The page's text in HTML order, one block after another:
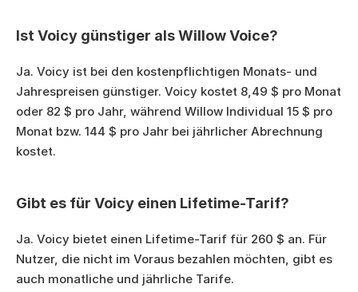
Ist Voicy günstiger als Willow Voice?
Ja. Voicy ist bei den kostenpflichtigen Monats- und
Jahrespreisen günstiger. Voicy kostet 8,49 $ pro Monat
oder 82 $ pro Jahr, während Willow Individual 15 $ pro
Monat bzw. 144 $ pro Jahr bei jährlicher Abrechnung
kostet.
Gibt es für Voicy einen Lifetime-Tarif?
Ja. Voicy bietet einen Lifetime-Tarif für 260 $ an. Für
Nutzer, die nicht im Voraus bezahlen möchten, gibt es
auch monatliche und jährliche Tarife.